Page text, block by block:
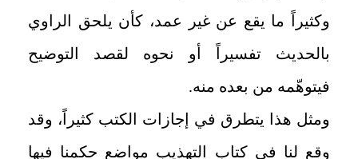
وكثيراً ما يقع عن غير عمد، كأن يلحق الراوي
بالحديث تفسيراً أو نحوه لقصد التوضيح
فيتوهّمه من بعده منه.
ومثل هذا يتطرق في إجازات الكتب كثيراً، وقد
وقع لنا في كتاب التهذيب مواضع حكمنا فيها